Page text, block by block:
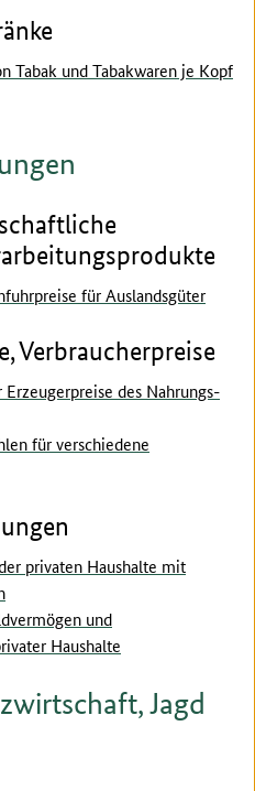
Tabak und Tabakwaren je Kopf
für Auslandsgüter
Verbraucherpreise
des Nahrungs-
für verschiedene
privaten Haushalte mit
und
Haushalte
Jagd